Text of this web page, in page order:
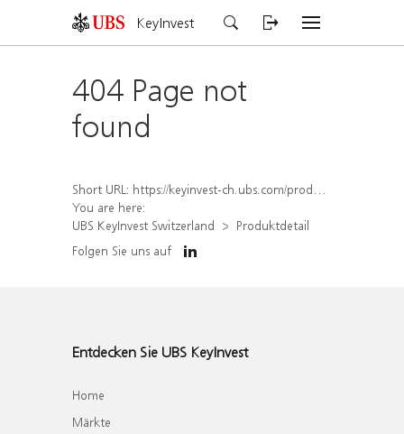
KeyInvest
404 Page not
found
Short URL: https://keyinvest-ch.ubs.com/produkt/detail/index/isin/CH1578493822
You are here:
UBS KeyInvest Switzerland
Produktdetail
Folgen Sie uns auf
Entdecken Sie UBS KeyInvest
Home
Märkte